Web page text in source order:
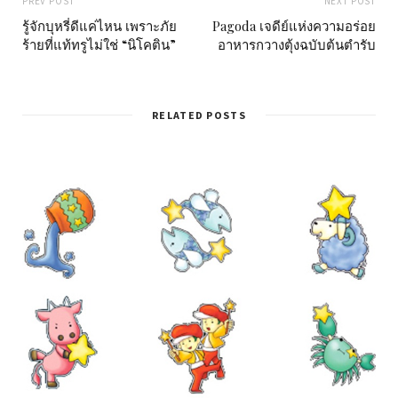
รู้จักบุหรี่ดีแค่ไหน เพราะภัย
ร้ายที่แท้ทรูไม่ใช่ “นิโคติน”
Pagoda เจดีย์แห่งความอร่อย
อาหารกวางตุ้งฉบับต้นตำรับ
RELATED POSTS